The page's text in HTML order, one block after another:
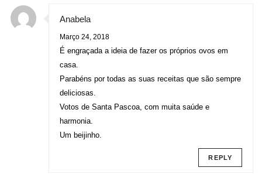
Anabela
Março 24, 2018
É engraçada a ideia de fazer os próprios ovos em
casa.
Parabéns por todas as suas receitas que são sempre
deliciosas.
Votos de Santa Pascoa, com muita saúde e
harmonia.
Um beijinho.
REPLY